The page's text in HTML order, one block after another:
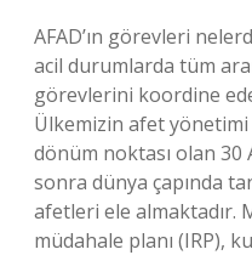
AFAD’ın görevleri
acil durumlarda tüm
görevlerini koordine
Ülkemizin afet
dönüm noktası olan
sonra dünya çapında
afetleri ele almaktadır.
müdahale planı (IRP),